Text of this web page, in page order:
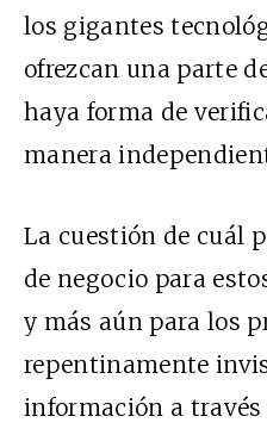
los gigantes
ofrezcan una parte
haya forma de
manera
La cuestión de cuál
de negocio para
y más aún para los
repentinamente
información a